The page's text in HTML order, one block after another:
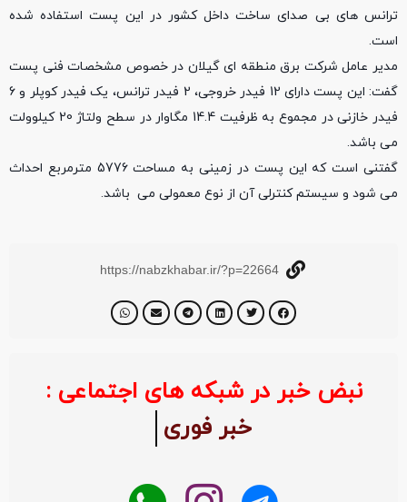
ترانس های بی صدای ساخت داخل کشور در این پست استفاده شده
است.
مدیر عامل شرکت برق منطقه ای گیلان در خصوص مشخصات فنی پست
گفت: این پست دارای 12 فیدر خروجی، 2 فیدر ترانس، یک فیدر کوپلر و 6
فیدر خازنی در مجموع به ظرفیت 14.4 مگاوار در سطح ولتاژ 20 کیلوولت
می باشد.
گفتنی است که این پست در زمینی به مساحت 5776 مترمربع احداث
می شود و سیستم کنترلی آن از نوع معمولی می باشد.
https://nabzkhabar.ir/?p=22664
نبض خبر در شبکه های اجتماعی :
خبر فوری